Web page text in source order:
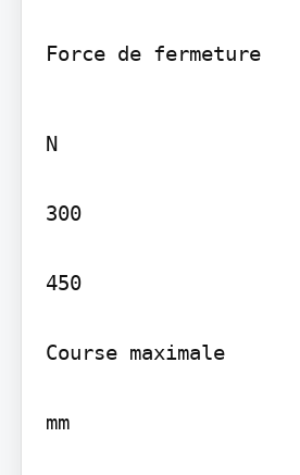
Force de fermeture
N
300
450
Course maximale
mm